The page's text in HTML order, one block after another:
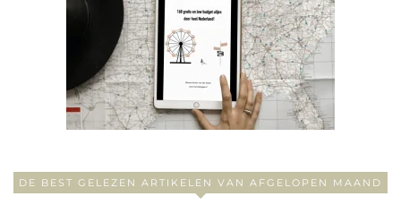
DE BEST GELEZEN ARTIKELEN VAN AFGELOPEN MAAND